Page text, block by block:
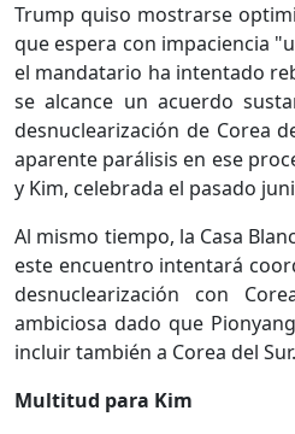
Trump quiso mostrarse
que espera con impaciencia
el mandatario ha intentado
se alcance un acuerdo
desnuclearización de Corea
aparente parálisis en ese
y Kim, celebrada el pasado
Al mismo tiempo, la Casa
este encuentro intentará
desnuclearización con
ambiciosa dado que
incluir también a Corea del Sur.
Multitud para Kim